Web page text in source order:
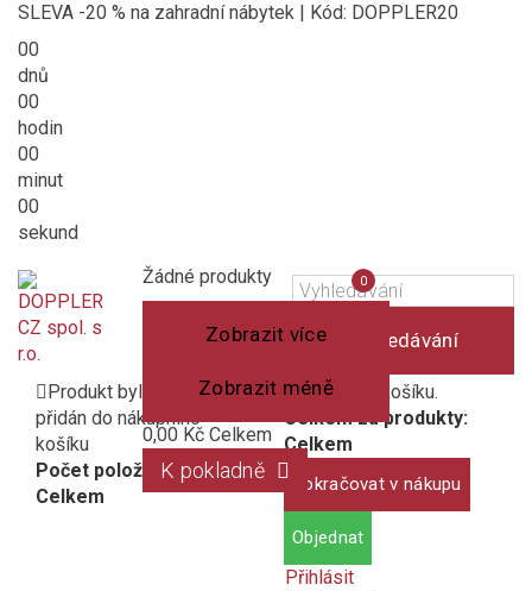
SLEVA -20 % na zahradní nábytek | Kód: DOPPLER20
00
dnů
00
hodin
00
minut
00
sekund
Vyhledávání
Košík
(prázdný)
Žádné produkty
Zobrazit více
Zobrazit méně
0,00 Kč Celkem
K pokladně
Produkt byl úspěšně
přidán do nákupního
košíku
Počet položek:
Celkem
1 produkt v košíku.
Celkem za produkty:
Celkem
Pokračovat v nákupu
Objednat
Přihlásit
Porovnání
produktů
0